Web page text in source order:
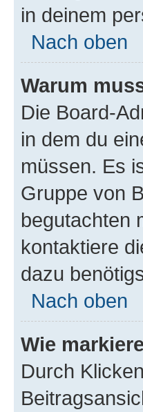
in deinem
Nach oben
Warum
Die Board-
in dem du
müssen. Es
Gruppe von
begutachten
kontaktiere
dazu
Nach oben
Wie
Durch